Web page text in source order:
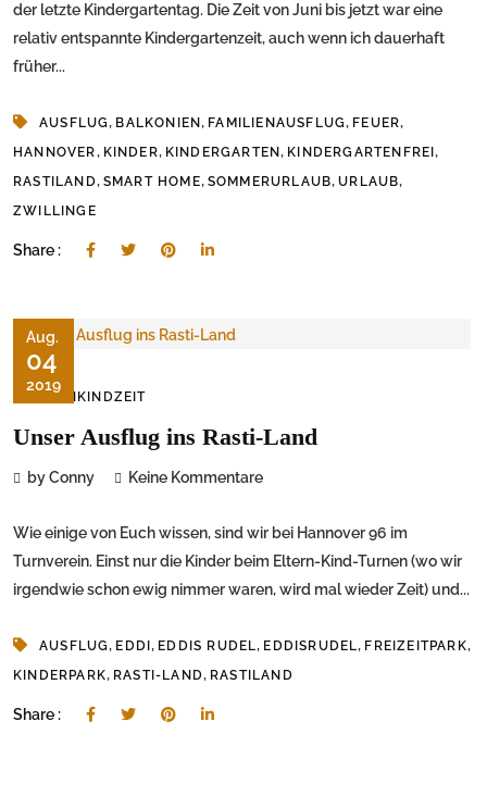
der letzte Kindergartentag. Die Zeit von Juni bis jetzt war eine
relativ entspannte Kindergartenzeit, auch wenn ich dauerhaft
früher...
AUSFLUG, BALKONIEN, FAMILIENAUSFLUG, FEUER,
HANNOVER, KINDER, KINDERGARTEN, KINDERGARTENFREI,
RASTILAND, SMART HOME, SOMMERURLAUB,URLAUB,
ZWILLINGE
Share :
Aug.
04
2019
KLEINKINDZEIT
Unser Ausflug ins Rasti-Land
by Conny Keine Kommentare
Wie einige von Euch wissen, sind wir bei Hannover 96 im
Turnverein. Einst nur die Kinder beim Eltern-Kind-Turnen (wo wir
irgendwie schon ewig nimmer waren, wird mal wieder Zeit) und...
AUSFLUG, EDDI, EDDIS RUDEL, EDDISRUDEL, FREIZEITPARK,
KINDERPARK, RASTI-LAND, RASTILAND
Share :